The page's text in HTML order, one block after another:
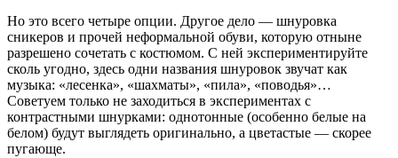
Но это всего четыре опции. Другое дело — шнуровка
сникеров и прочей неформальной обуви, которую отныне
разрешено сочетать с костюмом. С ней экспериментируйте
сколь угодно, здесь одни названия шнуровок звучат как
музыка: «лесенка», «шахматы», «пила», «поводья»…
Советуем только не заходиться в экспериментах с
контрастными шнурками: однотонные (особенно белые на
белом) будут выглядеть оригинально, а цветастые — скорее
пугающе.